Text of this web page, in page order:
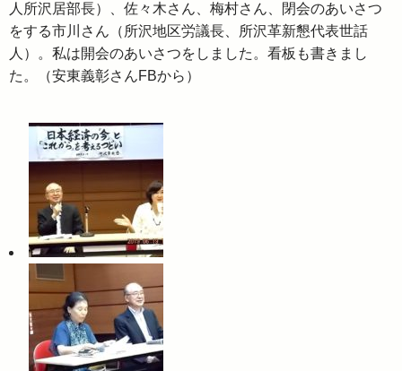
人所沢居部長）、佐々木さん、梅村さん、閉会のあいさつ
をする市川さん（所沢地区労議長、所沢革新懇代表世話
人）。私は開会のあいさつをしました。看板も書きまし
た。（安東義彰さんFBから）